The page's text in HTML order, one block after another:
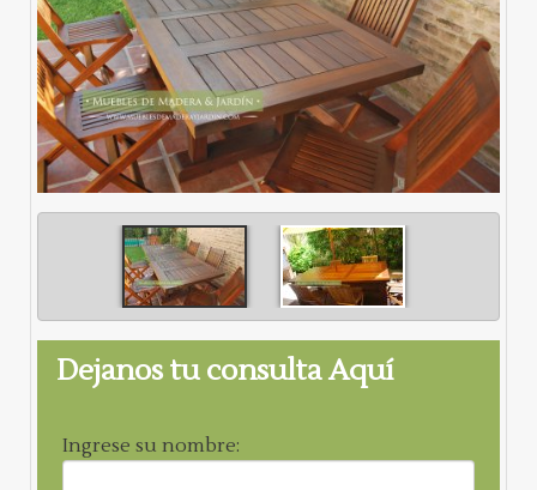
Dejanos tu consulta Aquí
Ingrese su nombre: